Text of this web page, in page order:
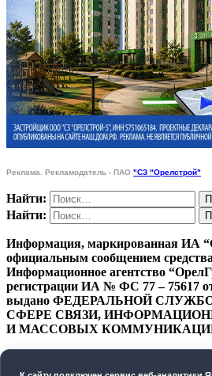
Реклама. Рекламодатель - ПАО "СЗ "Орелстрой"
Найти:
Найти:
Информация, маркированная ИА
официальным сообщением
Информационное агентство
регистрации ИА № ФС 77 – 75617 от
выдано ФЕДЕРАЛЬНОЙ
СФЕРЕ СВЯЗИ,
И МАССОВЫХ